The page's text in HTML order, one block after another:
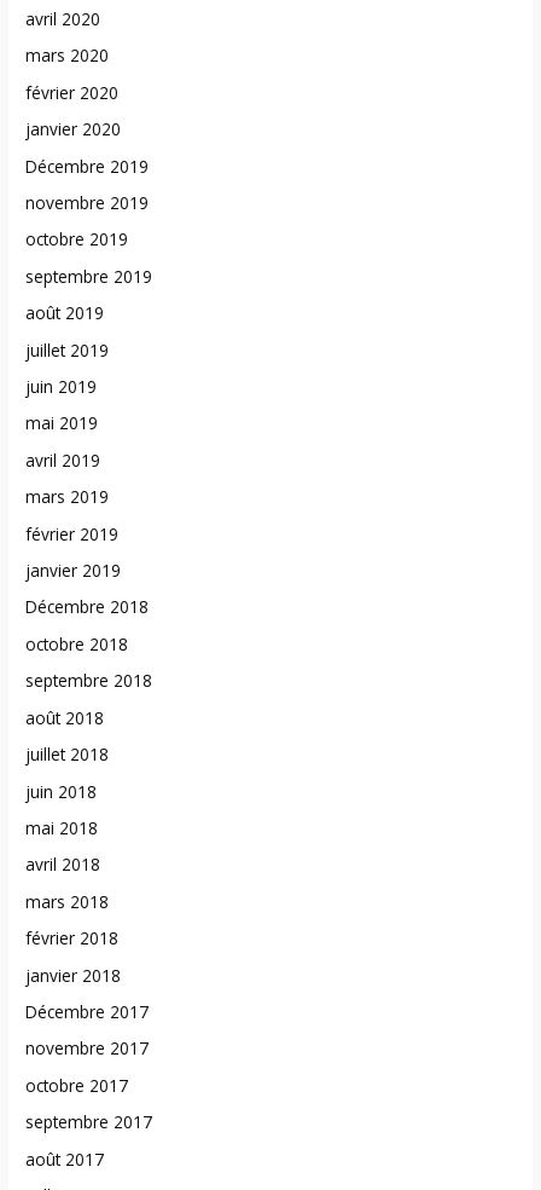
avril 2020
mars 2020
février 2020
janvier 2020
Décembre 2019
novembre 2019
octobre 2019
septembre 2019
août 2019
juillet 2019
juin 2019
mai 2019
avril 2019
mars 2019
février 2019
janvier 2019
Décembre 2018
octobre 2018
septembre 2018
août 2018
juillet 2018
juin 2018
mai 2018
avril 2018
mars 2018
février 2018
janvier 2018
Décembre 2017
novembre 2017
octobre 2017
septembre 2017
août 2017